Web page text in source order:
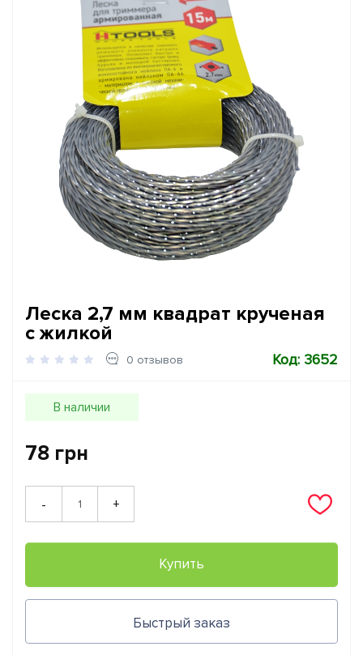
Леска 2,7 мм квадрат крученая
с жилкой
0 отзывов Код: 3652
В наличии
78 грн
- +
Купить
Быстрый заказ